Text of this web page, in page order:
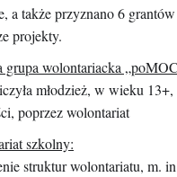
a także przyznano 6
projekty.
grupa wolontariacka
młodzież, w wieku
poprzez wolontariat
szkolny:
struktur wolontariatu, m.